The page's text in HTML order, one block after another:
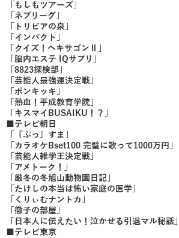
「もしもツアーズ」
「ネプリーグ」
「トリビアの泉」
「インパクト」
「クイズ！ヘキサゴンⅡ」
「脳内エステ IQサプリ」
「8823探検部」
「芸能人最強運決定戦」
「ポンキッキ」
「熱血！平成教育学院」
「キスマイBUSAIKU！？」
■テレビ朝日
「『ぷっ』すま」
「カラオケBset100 完璧に歌って1000万円」
「芸能人雑学王決定戦」
「アメトーク！」
「厳冬の冬旭山動物園日記」
「たけしの本当は怖い家庭の医学」
「くりぃむナントカ」
「徹子の部屋」
「日本人に伝えたい！泣かせる引退マル秘話」
■テレビ東京